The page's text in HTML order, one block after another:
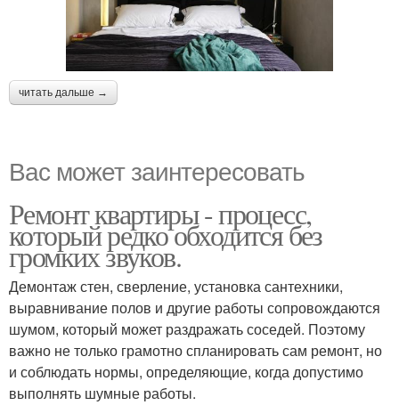
читать дальше →
Вас может заинтересовать
Ремонт квартиры - процесс,
который редко обходится без
громких звуков.
Демонтаж стен, сверление, установка сантехники,
выравнивание полов и другие работы сопровождаются
шумом, который может раздражать соседей. Поэтому
важно не только грамотно спланировать сам ремонт, но
и соблюдать нормы, определяющие, когда допустимо
выполнять шумные работы.